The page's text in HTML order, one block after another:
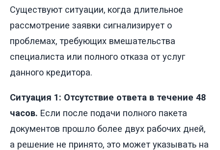
Существуют ситуации, когда длительное
рассмотрение заявки сигнализирует о
проблемах, требующих вмешательства
специалиста или полного отказа от услуг
данного кредитора.
Ситуация 1: Отсутствие ответа в течение 48
часов. Если после подачи полного пакета
документов прошло более двух рабочих дней,
а решение не принято, это может указывать на